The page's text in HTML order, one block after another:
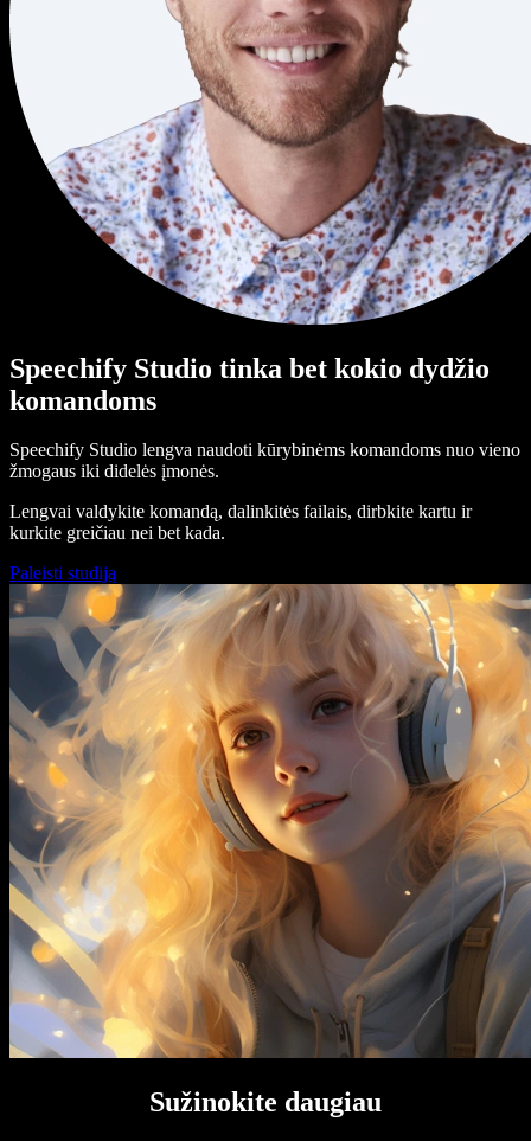
Speechify Studio tinka bet kokio dydžio
komandoms
Speechify Studio lengva naudoti kūrybinėms komandoms nuo vieno
žmogaus iki didelės įmonės.
Lengvai valdykite komandą, dalinkitės failais, dirbkite kartu ir
kurkite greičiau nei bet kada.
Paleisti studiją
Sužinokite daugiau